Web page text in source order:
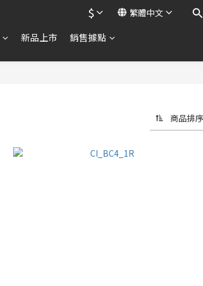
$ 繁體中文
新品上市 銷售據點
商品排序